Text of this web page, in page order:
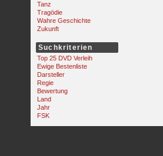
Tanz
Tragödie
Wahre Geschichte
Zukunft
Suchkriterien
Top 25 DVD Verleih
Ewige Bestenliste
Darsteller
Regie
Bewertung
Land
Jahr
FSK